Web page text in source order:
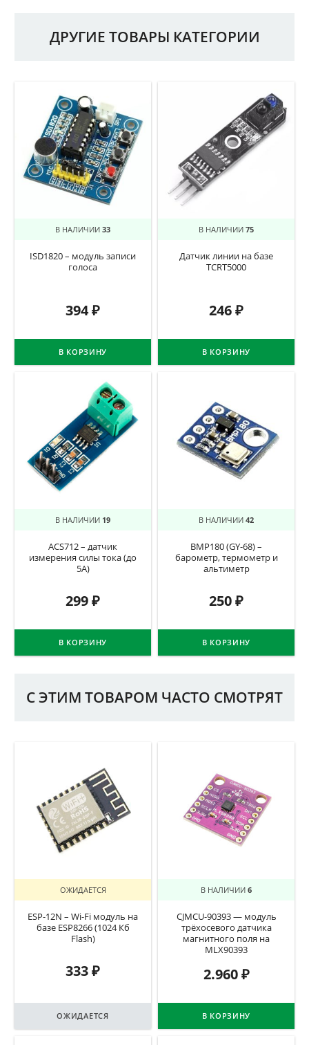
ДРУГИЕ ТОВАРЫ КАТЕГОРИИ
В НАЛИЧИИ 33
ISD1820 – модуль записи
голоса
394₽
В КОРЗИНУ
В НАЛИЧИИ 75
Датчик линии на базе
TCRT5000
246₽
В КОРЗИНУ
В НАЛИЧИИ 19
ACS712 – датчик
измерения силы тока (до
5А)
299₽
В КОРЗИНУ
В НАЛИЧИИ 42
BMP180 (GY-68) –
барометр, термометр и
альтиметр
250₽
В КОРЗИНУ
С ЭТИМ ТОВАРОМ ЧАСТО СМОТРЯТ
ОЖИДАЕТСЯ
ESP-12N – Wi-Fi модуль на
базе ESP8266 (1024 Кб
Flash)
333₽
ОЖИДАЕТСЯ
В НАЛИЧИИ 6
CJMCU-90393 — модуль
трёхосевого датчика
магнитного поля на
MLX90393
2.960₽
В КОРЗИНУ